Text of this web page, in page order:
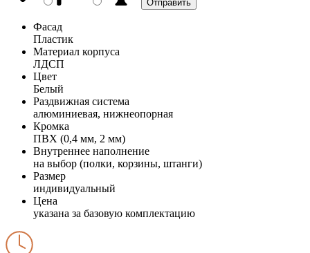
Фасад
Пластик
Материал корпуса
ЛДСП
Цвет
Белый
Раздвижная система
алюминиевая, нижнеопорная
Кромка
ПВХ (0,4 мм, 2 мм)
Внутреннее наполнение
на выбор (полки, корзины, штанги)
Размер
индивидуальный
Цена
указана за базовую комплектацию